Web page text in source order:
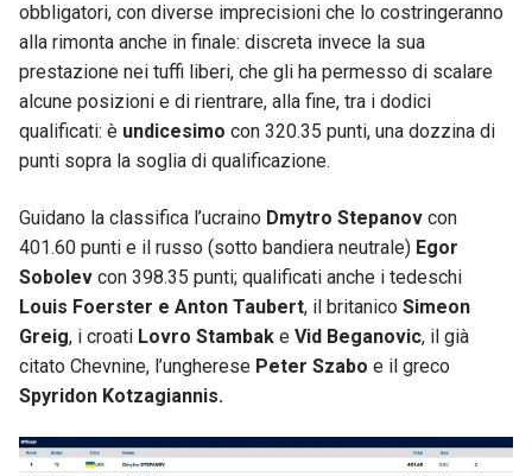
obbligatori, con diverse imprecisioni che lo costringeranno
alla rimonta anche in finale: discreta invece la sua
prestazione nei tuffi liberi, che gli ha permesso di scalare
alcune posizioni e di rientrare, alla fine, tra i dodici
qualificati: è undicesimo con 320.35 punti, una dozzina di
punti sopra la soglia di qualificazione.
Guidano la classifica l’ucraino Dmytro Stepanov con
401.60 punti e il russo (sotto bandiera neutrale) Egor
Sobolev con 398.35 punti; qualificati anche i tedeschi
Louis Foerster e Anton Taubert, il britanico Simeon
Greig, i croati Lovro Stambak e Vid Beganovic, il già
citato Chevnine, l’ungherese Peter Szabo e il greco
Spyridon Kotzagiannis.